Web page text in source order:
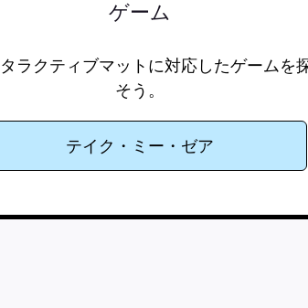
ゲーム
ラクティブマットに対応したゲームを
そう。
テイク・ミー・ゼア